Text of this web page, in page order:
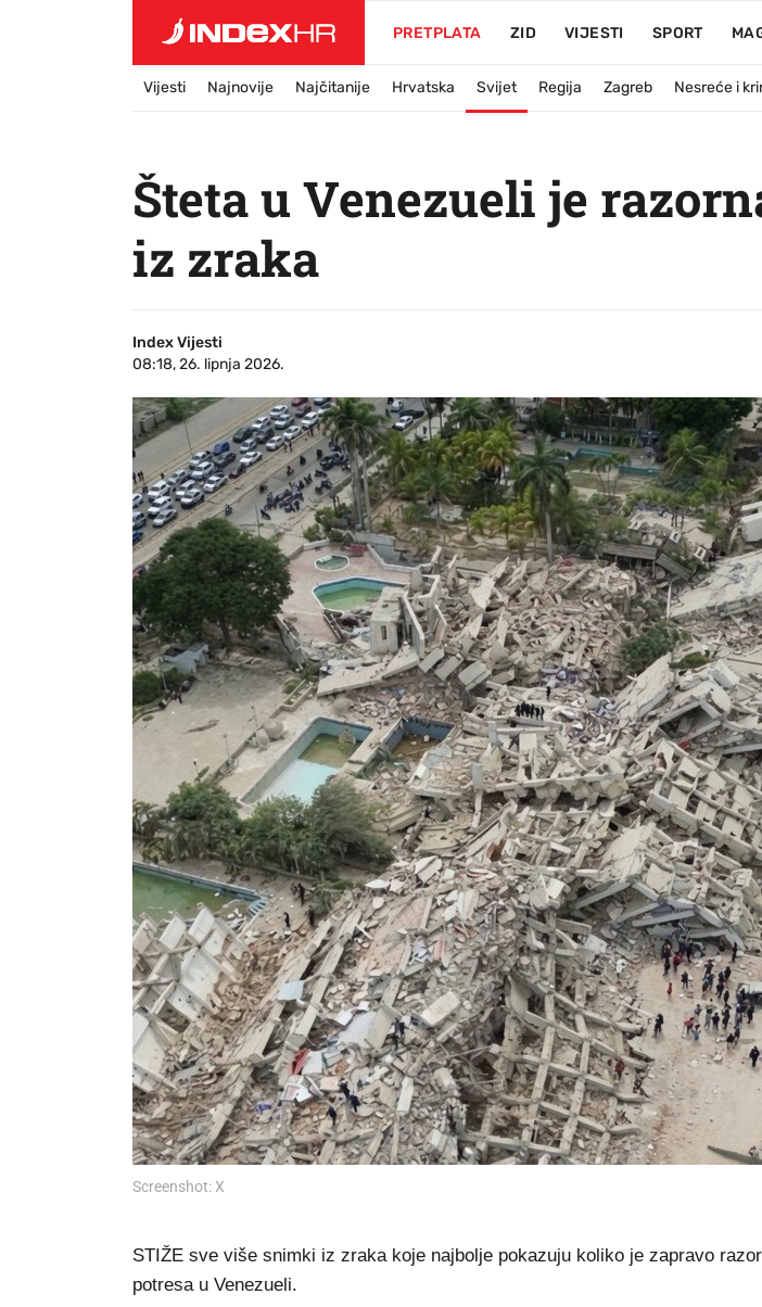
PRETPLATA ZID VIJESTI SPORT
Vijesti Najnovije Najčitanije Hrvatska Svijet Regija Zagreb Nesreće i
Šteta u Venezueli je
iz zraka
Index Vijesti
08:18, 26. lipnja 2026.
Screenshot: X
STIŽE sve više snimki iz zraka koje najbolje pokazuju koliko je zapravo
potresa u Venezueli.